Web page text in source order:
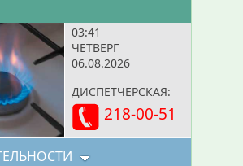
03:41
ЧЕТВЕРГ
06.08.2026
ДИСПЕТЧЕРСКАЯ:
218-00-51